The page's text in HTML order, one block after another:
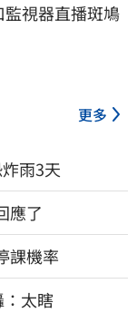
監視器直播斑鳩
更多
雨3天
應了
課機率
太瞎